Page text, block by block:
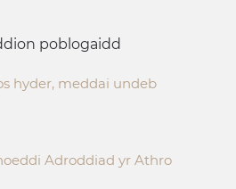
poblogaidd
hyder, meddai undeb
Adroddiad yr Athro